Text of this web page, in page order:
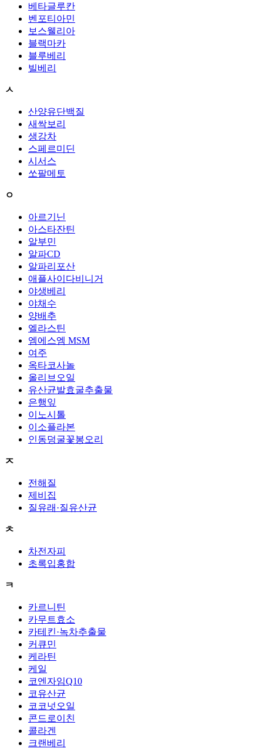
베타글루칸
벤포티아민
보스웰리아
블랙마카
블루베리
빌베리
ㅅ
산양유단백질
새싹보리
생강차
스페르미딘
시서스
쏘팔메토
ㅇ
아르기닌
아스타잔틴
알부민
알파CD
알파리포산
애플사이다비니거
야생베리
야채수
양배추
엘라스틴
엠에스엠 MSM
여주
옥타코사놀
올리브오일
유산균발효굴추출물
은행잎
이노시톨
이소플라본
인동덩굴꽃봉오리
ㅈ
전해질
제비집
질유래·질유산균
ㅊ
차전자피
초록입홍합
ㅋ
카르니틴
카무트효소
카테킨·녹차추출물
커큐민
케라틴
케일
코엔자임Q10
코유산균
코코넛오일
콘드로이친
콜라겐
크랜베리